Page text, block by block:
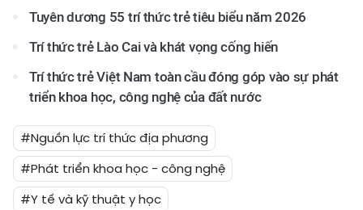
Tuyên dương 55 trí thức trẻ tiêu biểu năm 2026
Trí thức trẻ Lào Cai và khát vọng cống hiến
Trí thức trẻ Việt Nam toàn cầu đóng góp vào sự phát
triển khoa học, công nghệ của đất nước
#Nguồn lực trí thức địa phương
#Phát triển khoa học - công nghệ
#Y tế và kỹ thuật y học